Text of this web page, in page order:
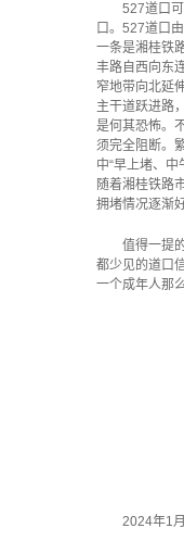
527道口
口。527道口
一条是湘桂铁
丰路自西向东
窄地带向北延
主干道跃进路
是何其恐怖。
须完全阻断。
中“早上堵、中
随着湘桂铁路
拥堵情况逐渐好
值得一提
都少见的道口
一个成年人那
2024年1